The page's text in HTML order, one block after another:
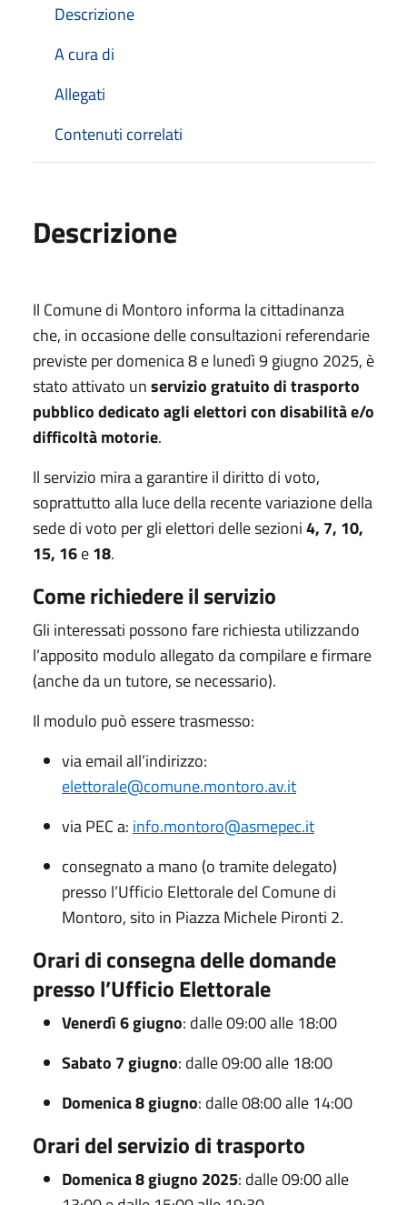
Descrizione
A cura di
Allegati
Contenuti correlati
Descrizione
Il Comune di Montoro informa la cittadinanza
che, in occasione delle consultazioni referendarie
previste per domenica 8 e lunedì 9 giugno 2025, è
stato attivato unservizio gratuito di trasporto
pubblico dedicato agli elettori con disabilità e/o
difficoltà motorie.
Il servizio mira a garantire il diritto di voto,
soprattutto alla luce della recente variazione della
sede di voto per gli elettori delle sezioni4, 7, 10,
15, 16e18.
Come richiedere il servizio
Gli interessati possono fare richiesta utilizzando
l’apposito modulo allegato da compilare e firmare
(anche da un tutore, se necessario).
Il modulo può essere trasmesso:
via email all’indirizzo:
elettorale@comune.montoro.av.it
via PEC a: info.montoro@asmepec.it
consegnato a mano (o tramite delegato)
presso l’Ufficio Elettorale del Comune di
Montoro, sito in Piazza Michele Pironti 2.
Orari di consegna delle domande
presso l’Ufficio Elettorale
Venerdì 6 giugno: dalle 09:00 alle 18:00
Sabato 7 giugno: dalle 09:00 alle 18:00
Domenica 8 giugno: dalle 08:00 alle 14:00
Orari del servizio di trasporto
Domenica 8 giugno 2025: dalle 09:00 alle